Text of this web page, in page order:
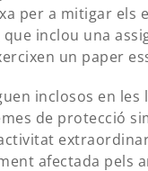
per a mitigar els
inclou una
un paper
inclosos en
de protecció
afectada pels